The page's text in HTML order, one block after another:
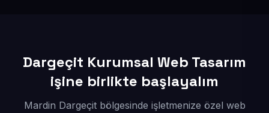
Dargeçit Kurumsal Web Tasarım
işine birlikte başlayalım
Mardin Dargeçit bölgesinde işletmenize özel web